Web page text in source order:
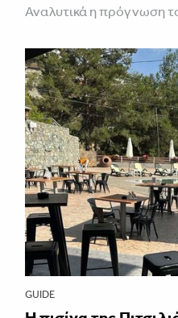
Αναλυτικά η πρόγνωση
GUIDE